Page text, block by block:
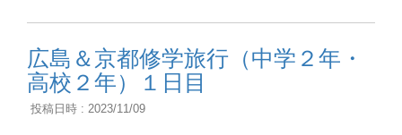
広島＆京都修学旅行（中学２年・
高校２年）１日目
投稿日時 : 2023/11/09